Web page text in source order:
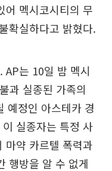
어 멕시코시티의 무
확실하다고 밝혔다.
AP는 10일 밤 멕시
과 실종된 가족의
예정인 아스테카 경
실종자는 특정 사
마약 카르텔 폭력과
행방을 알 수 없게